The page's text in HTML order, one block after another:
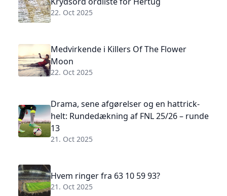
22. Oct 2025
Medvirkende i Killers Of The Flower
Moon
22. Oct 2025
Drama, sene afgørelser og en hattrick-
helt: Rundedækning af FNL 25/26 – runde
13
21. Oct 2025
Hvem ringer fra 63 10 59 93?
21. Oct 2025